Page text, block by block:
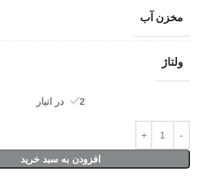
مخزن آب
ولتاژ
2 در انبار
افزودن به سبد خرید